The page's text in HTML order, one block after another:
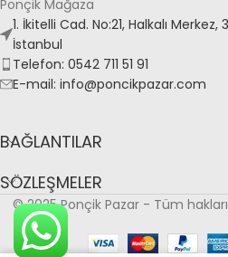
Ponçik Mağaza
1. İkitelli Cad. No:21, Halkalı
İstanbul
Telefon: 0542 711 51 91
E-mail: info@poncikpazar.com
BAĞLANTILAR
SÖZLEŞMELER
© 2025 Ponçik Pazar - Tüm